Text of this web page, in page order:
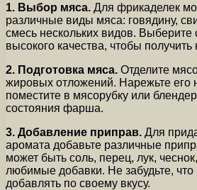
1. Выбор мяса. Для фрикаделек
различные виды мяса: говядину,
смесь нескольких видов.
высокого качества, чтобы получить
2. Подготовка мяса. Отделите
жировых отложений. Нарежьте его
поместите в мясорубку или
состояния фарша.
3. Добавление приправ. Для
аромата добавьте различные
может быть соль, перец, лук,
любимые добавки. Не забудьте,
добавлять по своему вкусу.